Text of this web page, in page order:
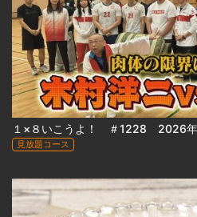
１×８いこうよ！ ＃1228 2026年
見放題コース